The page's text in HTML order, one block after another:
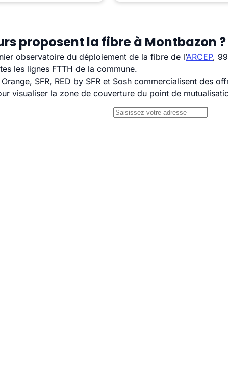
proposent la fibre à Montbazon ?
observatoire du déploiement de la fibre de l’ARCEP,
les lignes FTTH de la commune.
SFR, RED by SFR et Sosh commercialisent des
visualiser la zone de couverture du point de